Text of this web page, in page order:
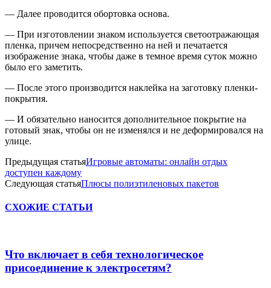
— Далее проводится обортовка основа.
— При изготовлении знаком используется светоотражающая
пленка, причем непосредственно на ней и печатается
изображение знака, чтобы даже в темное время суток можно
было его заметить.
— После этого производится наклейка на заготовку пленки-
покрытия.
— И обязательно наносится дополнительное покрытие на
готовый знак, чтобы он не изменялся и не деформировался на
улице.
Предыдущая статьяИгровые автоматы: онлайн отдых
доступен каждому
Следующая статьяПлюсы полиэтиленовых пакетов
СХОЖИЕ СТАТЬИ
Что включает в себя технологическое
присоединение к электросетям?